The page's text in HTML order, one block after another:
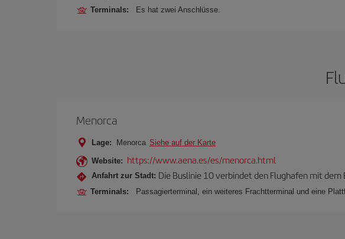
Terminals: Es hat zwei Anschlüsse.
Menorca
Lage: Menorca Siehe auf der Karte
Website: https://www.aena.es/es/menorca.html
Anfahrt zur Stadt: Die Buslinie 10 verbindet den Flughafen mit dem
Terminals: Passagierterminal, ein weiteres Frachtterminal und eine